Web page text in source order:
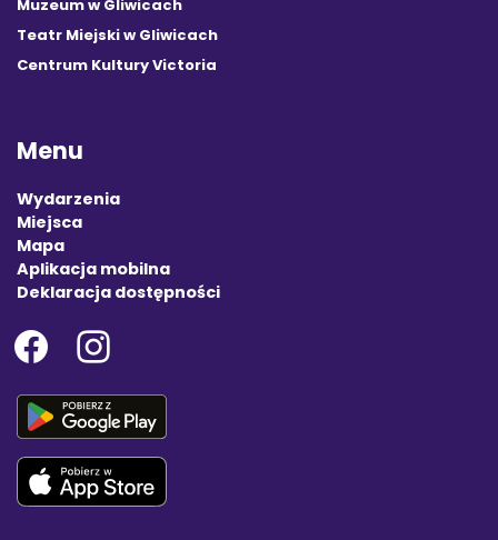
Muzeum w Gliwicach
Teatr Miejski w Gliwicach
Centrum Kultury Victoria
Menu
Wydarzenia
Miejsca
Mapa
Aplikacja mobilna
Deklaracja dostępności